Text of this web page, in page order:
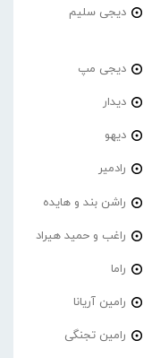
دیجی سلیم
دیجی مپ
دیدار
دیهو
رادمیر
راشن بند و هایده
راغب و حمید هیراد
راما
رامین آریانا
رامین تجنگی